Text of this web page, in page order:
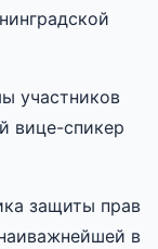
участников
вице-спикер
защиты прав
в